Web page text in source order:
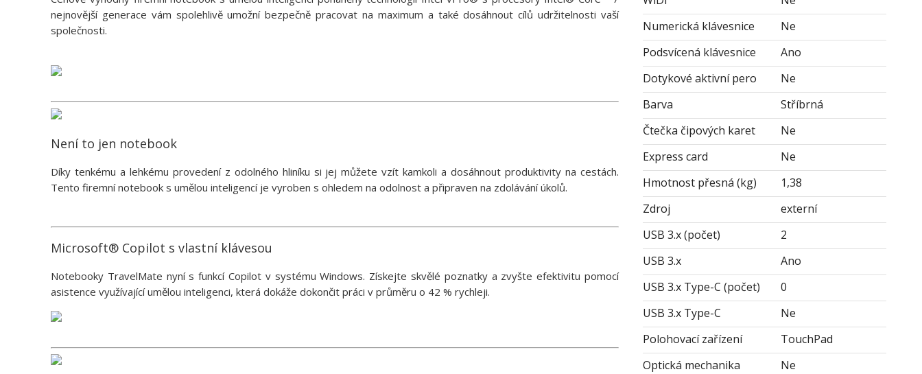
nejnovější generace vám spolehlivě umožní bezpečně pracovat na maximum a také dosáhnout cílů udržitelnosti vaší
společnosti.
Není to jen notebook
Díky tenkému a lehkému provedení z odolného hliníku si jej můžete vzít kamkoli a dosáhnout produktivity na cestách.
Tento firemní notebook s umělou inteligencí je vyroben s ohledem na odolnost a připraven na zdolávání úkolů.
Microsoft® Copilot s vlastní klávesou
Notebooky TravelMate nyní s funkcí Copilot v systému Windows. Získejte skvělé poznatky a zvyšte efektivitu pomocí
asistence využívající umělou inteligenci, která dokáže dokončit práci v průměru o 42 % rychleji.
Numerická klávesnice
Ne
Podsvícená klávesnice
Ano
Dotykové aktivní pero
Ne
Barva
Stříbrná
Čtečka čipových karet
Ne
Express card
Ne
Hmotnost přesná (kg)
1,38
Zdroj
externí
USB 3.x (počet)
2
USB 3.x
Ano
USB 3.x Type-C (počet)
0
USB 3.x Type-C
Ne
Polohovací zařízení
TouchPad
Optická mechanika
Ne